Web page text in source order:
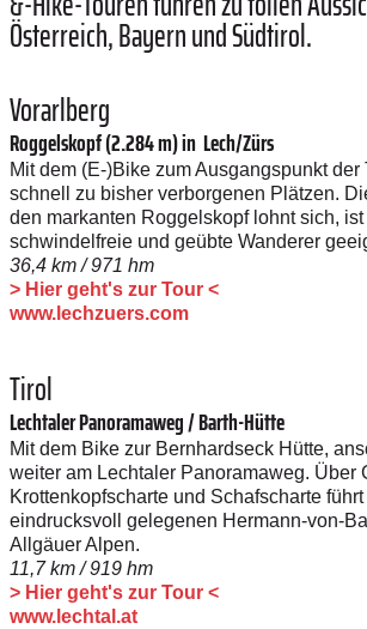
Österreich, Bayern und Südtirol.
Vorarlberg
Roggelskopf (2.284 m) in Lech/Zürs
Mit dem (E-)Bike zum Ausgangspunkt der
schnell zu bisher verborgenen Plätzen.
den markanten Roggelskopf lohnt sich,
schwindelfreie und geübte ­Wanderer
36,4 km / 971 hm
> Hier geht's zur Tour <
www.lechzuers.com
Tirol
Lechtaler Panoramaweg / Barth-Hütte
Mit dem Bike zur Bernhardseck Hütte,
weiter am Lechtaler Panoramaweg. Über
Krottenkopfscharte und Schafscharte
eindrucksvoll gelegenen ­Hermann-von-
Allgäuer Alpen.
11,7 km / 919 hm
> Hier geht's zur Tour <
www.lechtal.at